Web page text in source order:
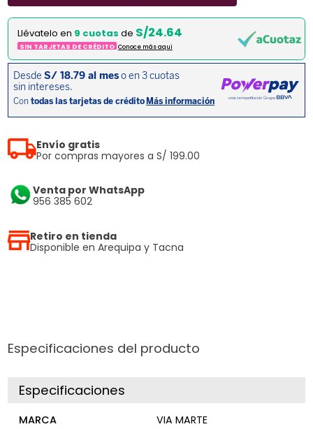
Llévatelo en 9 cuotas de S/24.64
SIN TARJETAS DE CRÉDITO Conoce más aqui
Envío gratis
Por compras mayores a S/ 199.00
Venta por WhatsApp
956 385 602
Retiro en tienda
Disponible en Arequipa y Tacna
Especificaciones del producto
Especificaciones
MARCA VIA MARTE